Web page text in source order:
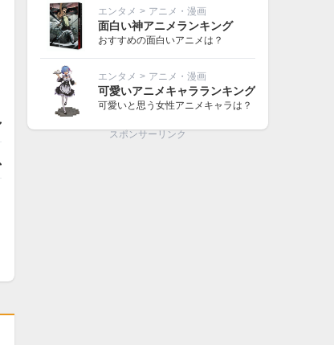
エンタメ > アニメ・漫画
面白い神アニメランキング
おすすめの面白いアニメは？
エンタメ > アニメ・漫画
可愛いアニメキャラランキング
可愛いと思う女性アニメキャラは？
スポンサーリンク